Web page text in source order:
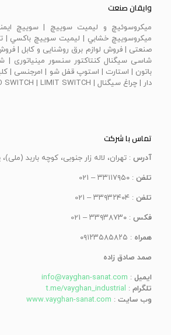
وایقان صنعت
ميكروسوئيچ و ليميت سوييچ | سویيچ
ميكروسوييچ خشابي | ليميت سوييچ باكسي |
صنعتی | فروش لوازم برق روشنایی و کابل |
شاسی سیگنال کنتاکتور سنسور
باتون | استارت | استوپ قفل شو | امرجنسی |
دار | چراغ سيگنال | MICRO SWITCH | LIMIT SWITCH
تماس با شرکت
آدرس : تهران، لاله زار جنوبی، کوچه باربد (ملی)،
تلفن : ۳۳۱۱۷۹۵۰ – 021
تلفن : ۳۳۹۳۲۴۰۴ – 021
فکس : ۳۳۹۳۸۷۳۰ – 021
همراه : ۰۹۱۲۳۵۸۵۸۲۵
صمد صادق زاده
ایمیل :
info@vayghan-sanat.com
تلگرام :
t.me/vayghan_industrial
وب سایت :
www.vayghan-sanat.com